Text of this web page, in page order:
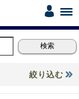
絞り込む